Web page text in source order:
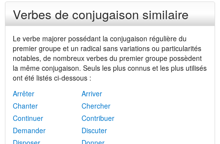
Verbes de conjugaison similaire
Le verbe majorer possédant la conjugaison régulière du
premier groupe et un radical sans variations ou particularités
notables, de nombreux verbes du premier groupe possèdent
la même conjugaison. Seuls les plus connus et les plus utilisés
ont été listés ci-dessous :
Arrêter
Arriver
Chanter
Chercher
Continuer
Contribuer
Demander
Discuter